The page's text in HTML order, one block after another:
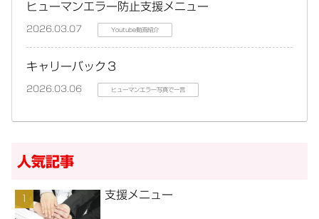
ヒューマンエラー防止支援メニュー
2026.03.07 Youtube動画紹介
キャリーバック３
2026.03.06 ヒューマンエラー写真で一言
人気記事
支援メニュー